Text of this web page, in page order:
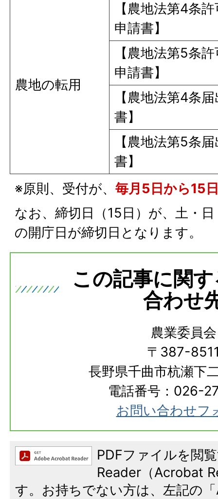
農地の転用
【農地法第4条
申請書】
【農地法第5条
申請書】
【農地法第4条
書】
【農地法第5条
書】
※原則、受付が、 毎月5日から15
なお、締切日（15日）が、土・
の開庁日が締切日となります。
この記事に関
合わせ
農業委員会
〒387-
長野県千曲市杭瀬下
電話番号：026-
お問い合わせフ
PDFファイルを閲
Reader（Acrobat
す。お持ちでない方は、左記の